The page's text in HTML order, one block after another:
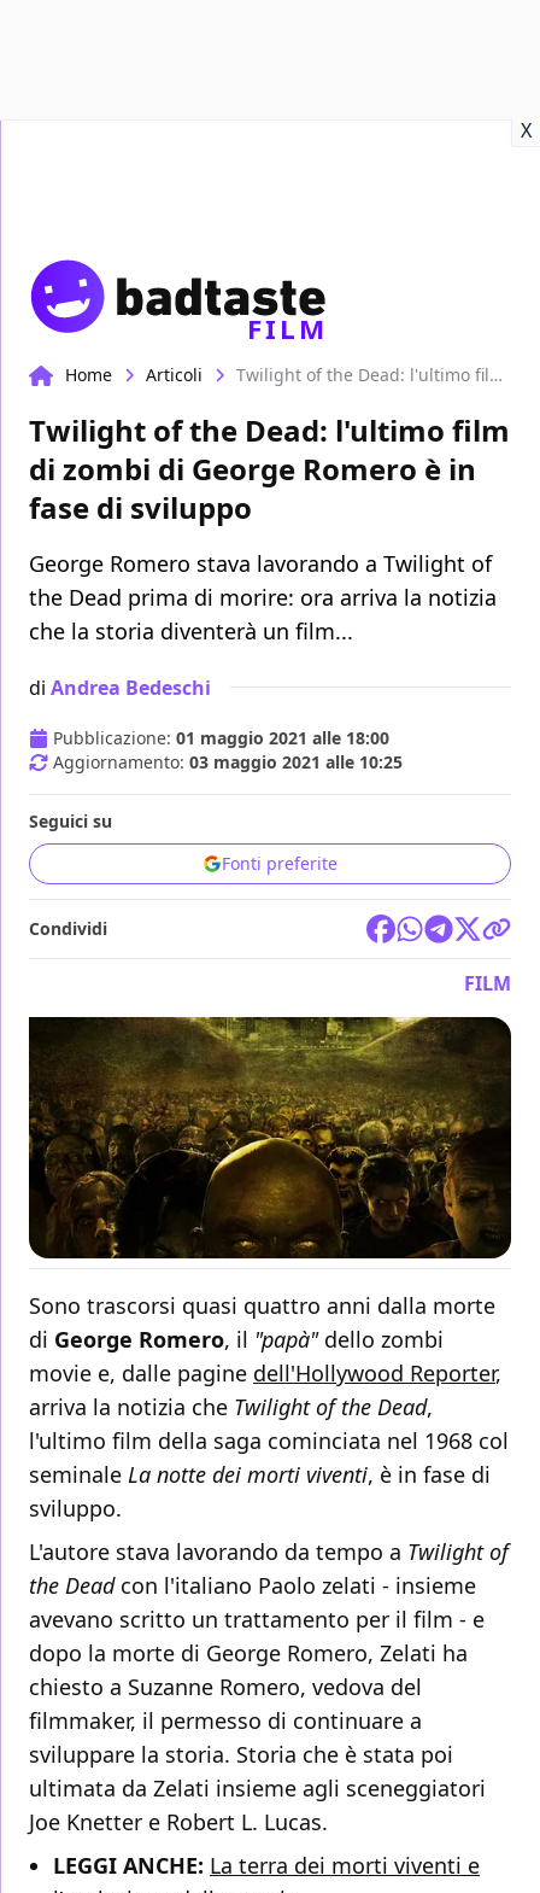
X
FILM
Home Articoli Twilight of the Dead: l'ultimo film di zombi di George Romero è in fase di sviluppo
Twilight of the Dead: l'ultimo film
di zombi di George Romero è in
fase di sviluppo
George Romero stava lavorando a Twilight of
the Dead prima di morire: ora arriva la notizia
che la storia diventerà un film...
di Andrea Bedeschi
Pubblicazione: 01 maggio 2021 alle 18:00
Aggiornamento: 03 maggio 2021 alle 10:25
Seguici su
Fonti preferite
Condividi
FILM
Sono trascorsi quasi quattro anni dalla morte
di George Romero, il "papà"dello zombi
movie e, dalle pagine dell'Hollywood Reporter,
arriva la notizia che Twilight of the Dead,
l'ultimo film della saga cominciata nel 1968 col
seminale La notte dei morti viventi, è in fase di
sviluppo.
L'autore stava lavorando da tempo a Twilight of
the Deadcon l'italiano Paolo zelati - insieme
avevano scritto un trattamento per il film - e
dopo la morte di George Romero, Zelati ha
chiesto a Suzanne Romero, vedova del
filmmaker, il permesso di continuare a
sviluppare la storia. Storia che è stata poi
ultimata da Zelati insieme agli sceneggiatori
Joe Knetter e Robert L. Lucas.
LEGGI ANCHE: La terra dei morti viventi e